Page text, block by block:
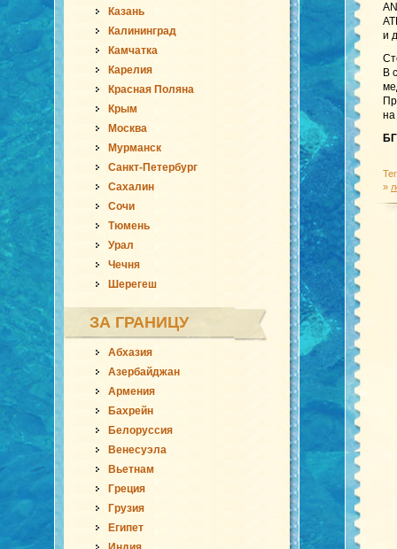
Казань
Калининград
Камчатка
Карелия
Красная Поляна
Крым
Москва
Мурманск
Санкт-Петербург
Сахалин
Сочи
Тюмень
Урал
Чечня
Шерегеш
ЗА ГРАНИЦУ
Абхазия
Азербайджан
Армения
Бахрейн
Белоруссия
Венесуэла
Вьетнам
Греция
Грузия
Египет
и
В
на
БГ
»